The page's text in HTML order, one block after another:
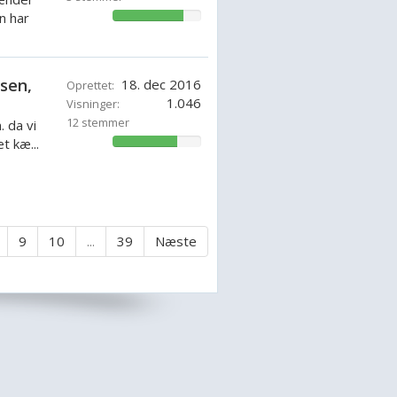
har
80.95237871428571%
da vi
kæ...
Oprettet: 18. dec 2016
Visninger: 1.046
12 stemmer
73.80952157142858%
9 10 ... 39 Næste